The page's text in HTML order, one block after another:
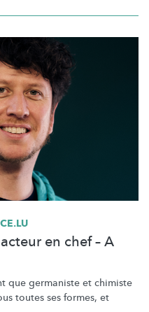
en chef – A
que germaniste et chimiste
toutes ses formes, et